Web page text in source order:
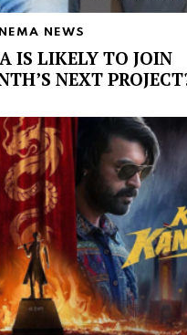
NEWS
IS LIKELY TO JOIN
NEXT